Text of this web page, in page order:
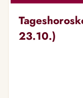
23.10.)